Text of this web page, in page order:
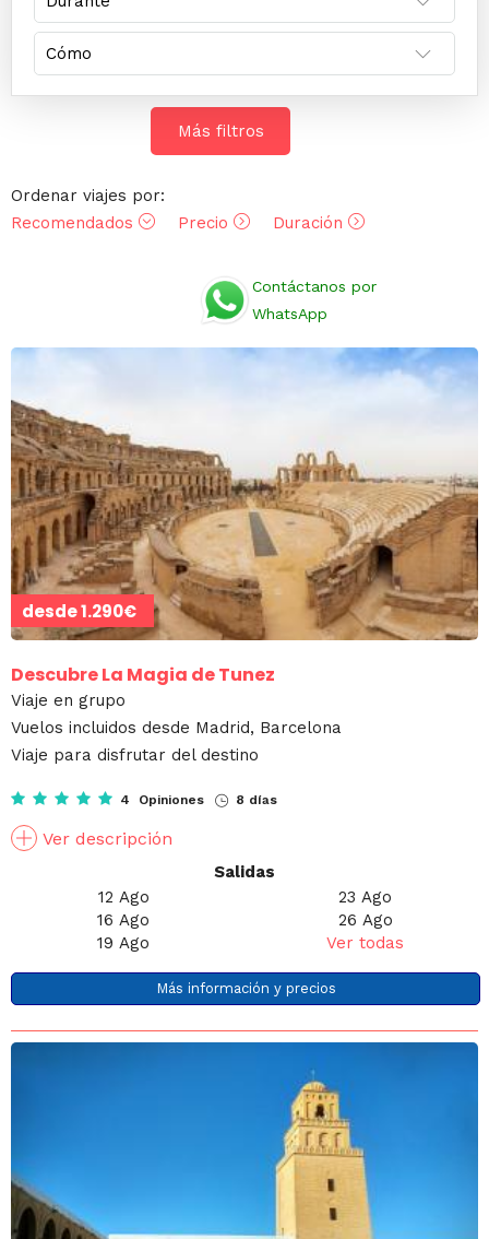
Más filtros
Ordenar viajes por:
Recomendados
Precio Duración
Contáctanos por
WhatsApp
desde1.290€
Descubre La Magia de Tunez
Viaje en grupo
Vuelos incluidos desde Madrid, Barcelona
Viaje para disfrutar del destino
4 Opiniones 8 días
Ver descripción
Salidas
12 Ago
16 Ago
19 Ago
23 Ago
26 Ago
Ver todas
Más información y precios